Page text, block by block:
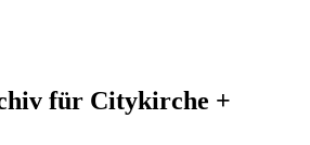
für Citykirche +